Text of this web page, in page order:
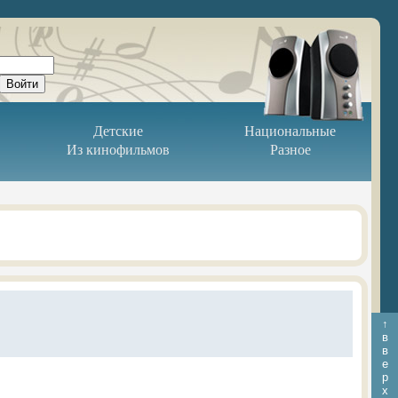
Детские
Национальные
Из кинофильмов Разное
↑
в
в
е
р
х